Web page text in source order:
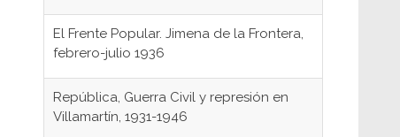
El Frente Popular. Jimena de la Frontera,
febrero-julio 1936
República, Guerra Civil y represión en
Villamartín, 1931-1946